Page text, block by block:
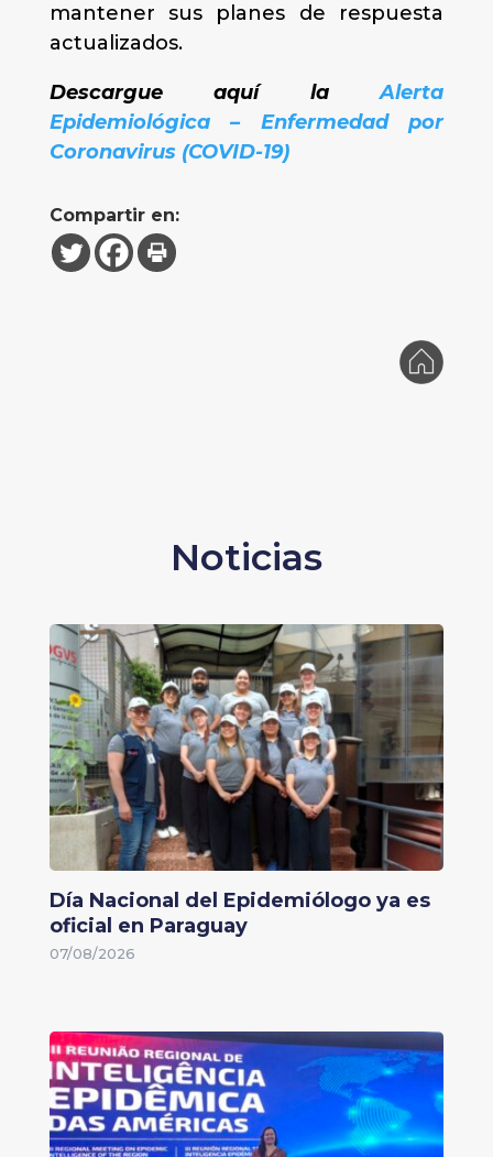
mantener sus planes de respuesta
actualizados.
Descargue aquí la
Alerta
Epidemiológica – Enfermedad por
Coronavirus (COVID-19)
Compartir en:
Noticias
Día Nacional del Epidemiólogo ya es
oficial en Paraguay
07/08/2026